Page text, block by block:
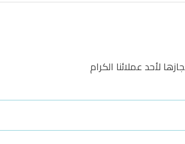
لأحد عملائنا الكرام